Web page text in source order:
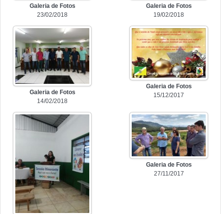
Galeria de Fotos
23/02/2018
Galeria de Fotos
19/02/2018
Galeria de Fotos
14/02/2018
Galeria de Fotos
15/12/2017
Galeria de Fotos
27/11/2017